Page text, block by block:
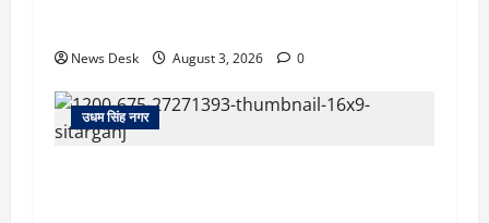
News Desk August 3, 2026 0
उधम सिंह नगर